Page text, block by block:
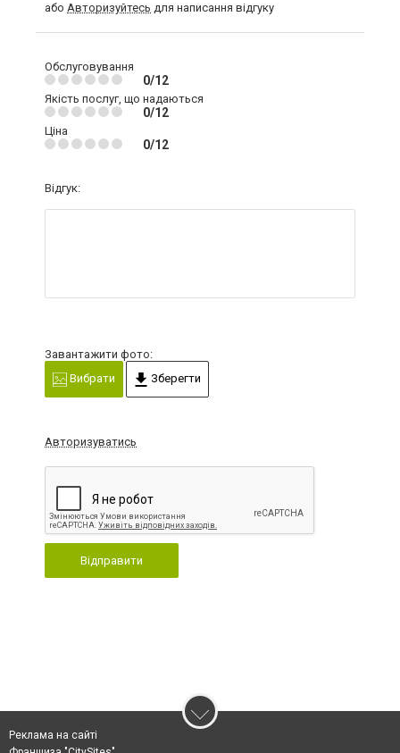
або Авторизуйтесь для написання відгуку
Обслуговування
0/12
Якість послуг, що надаються
0/12
Ціна
0/12
Відгук:
Завантажити фото:
Вибрати
Зберегти
Авторизуватись
Відправити
Реклама на сайті